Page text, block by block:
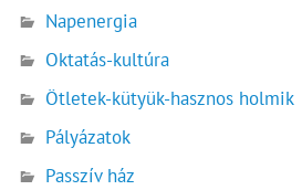
Napenergia
Oktatás-kultúra
Ötletek-kütyük-hasznos holmik
Pályázatok
Passzív ház